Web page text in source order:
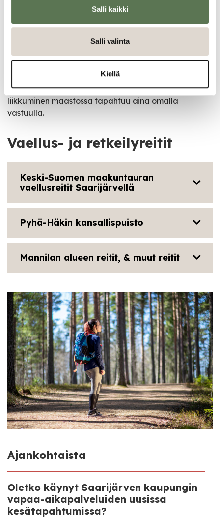
Salli kaikki
Salli valinta
Kiellä
Fluent Outdoors – Saarijärvi
Visit Saarijärvi -sivuilta
.
Vaellus ja retkeilyreiteillä ei ole talvikunnossapitoa ja
liikkuminen maastossa tapahtuu aina omalla
vastuulla.
Vaellus- ja retkeilyreitit
Keski-Suomen maakuntauran
vaellusreitit Saarijärvellä
Pyhä-Häkin kansallispuisto
Mannilan alueen reitit, & muut reitit
Ajankohtaista
Oletko käynyt Saarijärven kaupungin
vapaa-aikapalveluiden uusissa
kesätapahtumissa?